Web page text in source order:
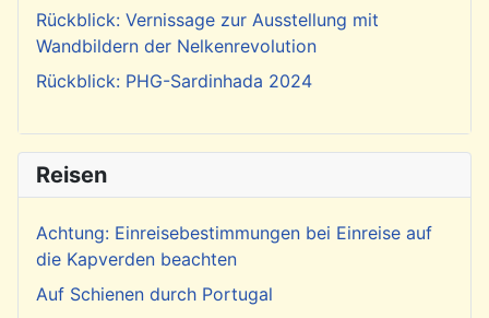
Rückblick: Vernissage zur Ausstellung mit
Wandbildern der Nelkenrevolution
Rückblick: PHG-Sardinhada 2024
Reisen
Achtung: Einreisebestimmungen bei Einreise auf
die Kapverden beachten
Auf Schienen durch Portugal